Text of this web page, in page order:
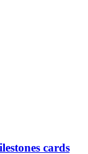
cards